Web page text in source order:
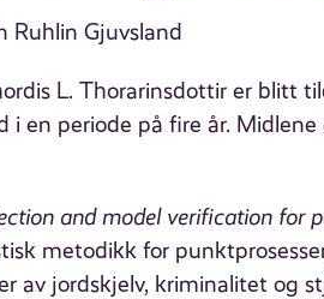
Ruhlin Gjuvsland
L. Thorarinsdottir er blitt
i en periode på fire år.
and model verification for
metodikk for
av jordskjelv, kriminalitet og